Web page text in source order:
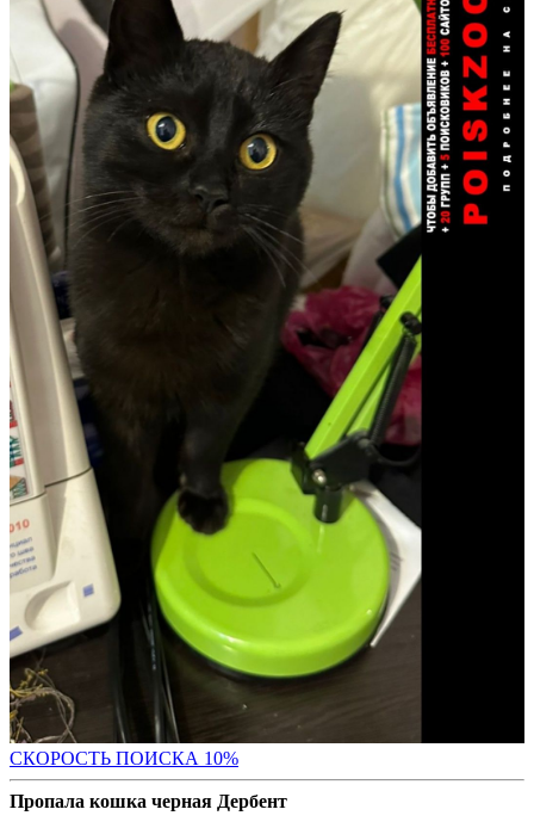
СКОРОСТЬ ПОИСКА 10%
Пропала кошка черная Дербент